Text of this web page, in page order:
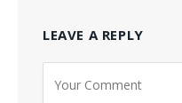
LEAVE A REPLY